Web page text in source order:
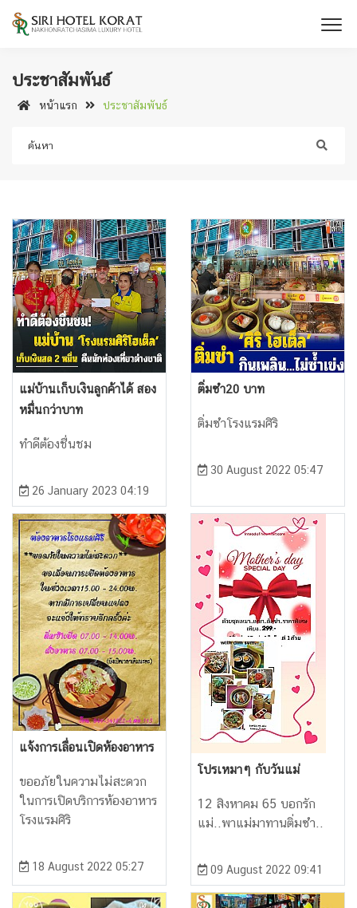
ประชาสัมพันธ์
หน้าแรก ประชาสัมพันธ์
แม่บ้านเก็บเงินลูกค้าได้ สอง
หมื่นกว่าบาท
ทำดีต้องชื่นชม
26 January 2023 04:19
ติ่มซำ20 บาท
ติ่มซำโรงแรมศิริ
30 August 2022 05:47
แจ้งการเลื่อนเปิดห้องอาหาร
ขออภัยในความไม่สะดวก
ในการเปิดบริการห้องอาหาร
โรงแรมศิริ
18 August 2022 05:27
โปรเหมาๆ กับวันแม่
12 สิงหาคม 65 บอกรัก
แม่..พาแม่มาทานติ่มซำ..
09 August 2022 09:41